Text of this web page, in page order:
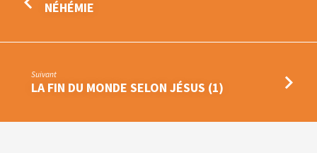
NÉHÉMIE
Suivant
LA FIN DU MONDE SELON JÉSUS (1)